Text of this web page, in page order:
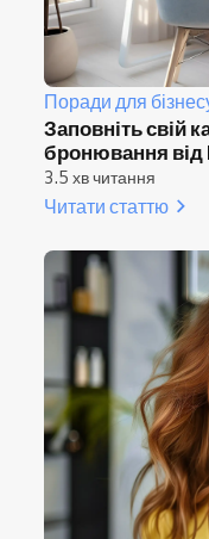
Поради для
Заповніть свій
бронювання від
3.5 хв читання
Читати статтю